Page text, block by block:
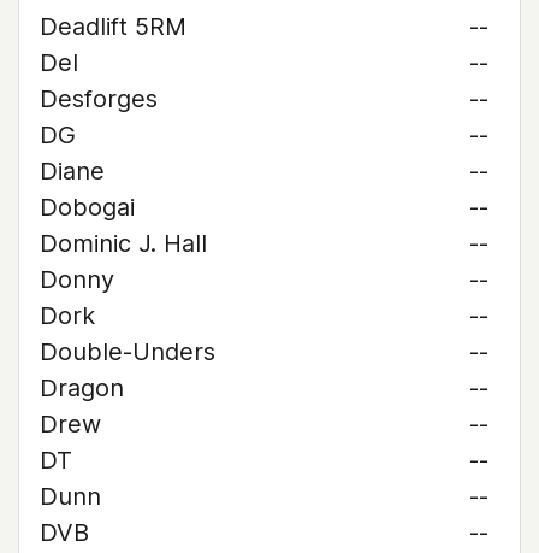
Deadlift 5RM
--
Del
--
Desforges
--
DG
--
Diane
--
Dobogai
--
Dominic J. Hall
--
Donny
--
Dork
--
Double-Unders
--
Dragon
--
Drew
--
DT
--
Dunn
--
DVB
--